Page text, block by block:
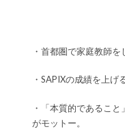
・首都圏で家庭教師を
・SAPIXの成績を上げ
・「本質的であること
がモットー。